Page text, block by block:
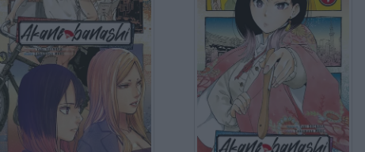
LITTÉRATURE DE VOYAGE
Récits des voyageurs et des
explorateurs
Relations et politiques
internationales
Sécurité nationale - Défense
ECOLOGIE - ENVIRONNEMENT
Ecologie
Histoire moderne
Histoire contemporaine
BIOGRAPHIES HISTORIQUES
Biographies historiques
HISTOIRE - GÉNÉRALITÉS
Historiographie
Etudes historiques
Généalogie - Héraldique
Dictionnaires Français
Dictionnaires Bilingues
Langues universitaires -
Dictionnaires et méthodes
Méthodes Langues Grand public
Français langues étrangères